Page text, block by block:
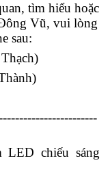
tìm hiểu hoặc
Vũ, vui lòng
sau:
LED chiếu sáng